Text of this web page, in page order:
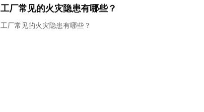
工厂常见的火灾隐患有哪些？
工厂常见的火灾隐患有哪些？